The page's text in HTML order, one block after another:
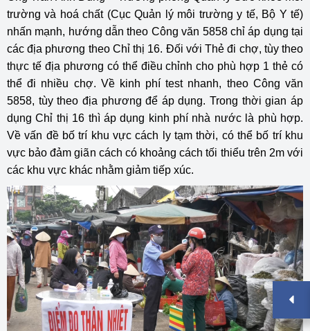
trường và hoá chất (Cục Quản lý môi trường y tế, Bộ Y tế)
nhấn mạnh, hướng dẫn theo Công văn 5858 chỉ áp dụng tại
các địa phương theo Chỉ thị 16. Đối với Thẻ đi chợ, tùy theo
thực tế địa phương có thể điều chỉnh cho phù hợp 1 thẻ có
thể đi nhiều chợ. Về kinh phí test nhanh, theo Công văn
5858, tùy theo địa phương để áp dụng. Trong thời gian áp
dụng Chỉ thị 16 thì áp dụng kinh phí nhà nước là phù hợp.
Về vấn đề bố trí khu vực cách ly tạm thời, có thể bố trí khu
vực bảo đảm giãn cách có khoảng cách tối thiểu trên 2m với
các khu vực khác nhằm giảm tiếp xúc.